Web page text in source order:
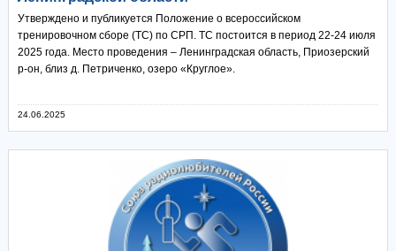
Утверждено и публикуется Положение о всероссийском
тренировочном сборе (ТС) по СРП. ТС постоится в период 22-24 июля
2025 года. Место проведения – Ленинградская область, Приозерский
р-он, близ д. Петриченко, озеро «Круглое».
24.06.2025